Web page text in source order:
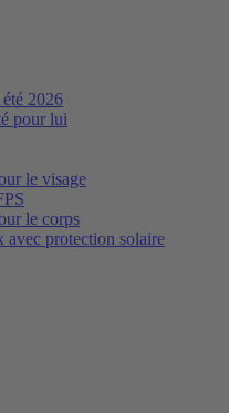
été 2026
pour lui
le visage
le corps
avec protection solaire